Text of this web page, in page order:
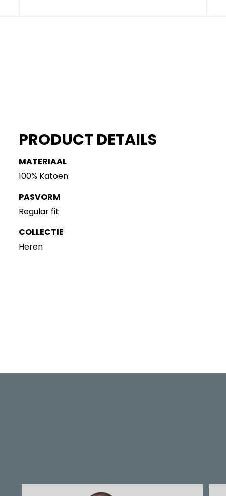
PRODUCT DETAILS
MATERIAAL
100% Katoen
PASVORM
Regular fit
COLLECTIE
Heren